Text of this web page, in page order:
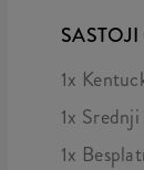
1x
1x
1x